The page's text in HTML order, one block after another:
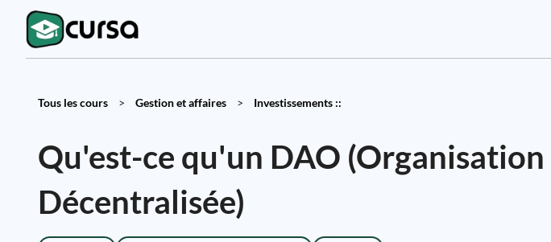
Tous les cours > Gestion et affaires > Investissements ::
Qu'est-ce qu'un DAO
Décentralisée)